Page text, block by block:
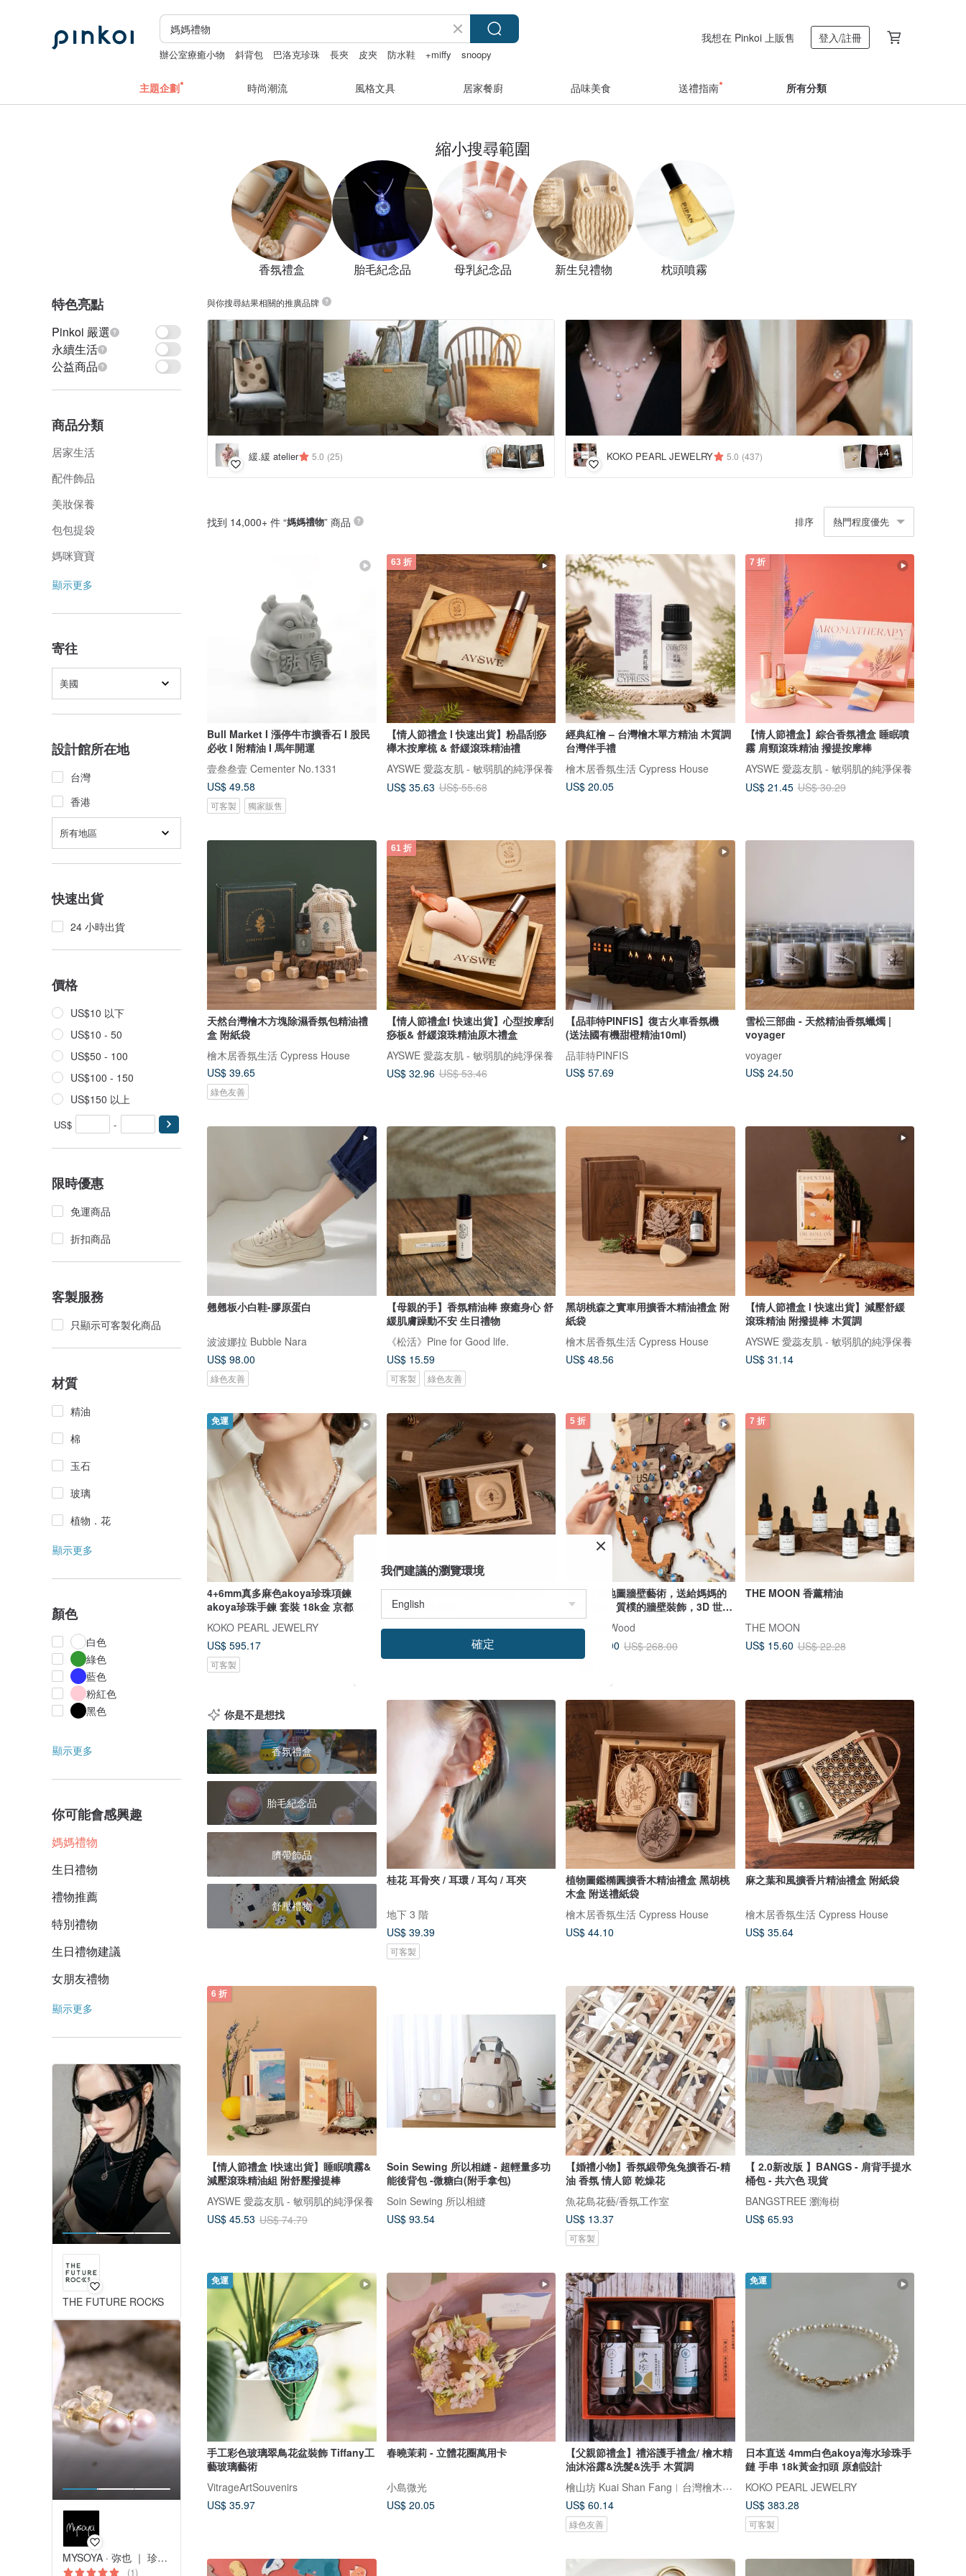
辦公室療癒小物 斜背包 巴洛克珍珠 長夾 皮夾 防水鞋 +miffy snoopy
我想在 Pinkoi 上販售 登入/註冊
主題企劃 時尚潮流 風格文具 居家餐廚 品味美食 送禮指南 所有分類
縮小搜尋範圍
香氛禮盒 胎毛紀念品 母乳紀念品 新生兒禮物 枕頭噴霧
特色亮點
Pinkoi 嚴選
永續生活
公益商品
商品分類
居家生活
配件飾品
美妝保養
包包提袋
媽咪寶寶
顯示更多
寄往
美國
設計館所在地
台灣
香港
所有地區
快速出貨
24 小時出貨
價格
US$10 以下
US$10 - 50
US$50 - 100
US$100 - 150
US$150 以上
US$ -
限時優惠
免運商品
折扣商品
客製服務
只顯示可客製化商品
材質
精油
棉
玉石
玻璃
植物．花
顯示更多
顏色
白色
綠色
藍色
粉紅色
黑色
顯示更多
你可能會感興趣
媽媽禮物
生日禮物
禮物推薦
特別禮物
生日禮物建議
女朋友禮物
顯示更多
THE FUTURE ROCKS
MYSOYA · 弥也 ｜ 珍珠與寶石
(1)
與你搜尋結果相關的推廣品牌
緩.緩 atelier 5.0 (25) KOKO PEARL JEWELRY 5.0 (437) +4
找到 14,000+ 件 “媽媽禮物” 商品 排序 熱門程度優先
Bull Market I 漲停牛市擴香石 I 股民
必收 I 附精油 I 馬年開運
壹叁叁壹 Cementer No.1331
US$ 49.58
可客製 獨家販售
63 折
【情人節禮盒 l 快速出貨】粉晶刮痧
櫸木按摩梳 & 舒緩滾珠精油禮
AYSWE 愛蕊友肌 - 敏弱肌的純淨保養
US$ 35.63 US$ 55.68
經典紅檜 – 台灣檜木單方精油 木質調
台灣伴手禮
檜木居香氛生活 Cypress House
US$ 20.05
7 折
【情人節禮盒】綜合香氛禮盒 睡眠噴
霧 肩頸滾珠精油 撥提按摩棒
AYSWE 愛蕊友肌 - 敏弱肌的純淨保養
US$ 21.45 US$ 30.29
天然台灣檜木方塊除濕香氛包精油禮
盒 附紙袋
檜木居香氛生活 Cypress House
US$ 39.65
綠色友善
61 折
【情人節禮盒l 快速出貨】心型按摩刮
痧板& 舒緩滾珠精油原木禮盒
AYSWE 愛蕊友肌 - 敏弱肌的純淨保養
US$ 32.96 US$ 53.46
【品菲特PINFIS】復古火車香氛機
(送法國有機甜橙精油10ml)
品菲特PINFIS
US$ 57.69
雪松三部曲 - 天然精油香氛蠟燭 |
voyager
voyager
US$ 24.50
翹翹板小白鞋-膠原蛋白
波波娜拉 Bubble Nara
US$ 98.00
綠色友善
【母親的手】香氛精油棒 療癒身心 舒
緩肌膚躁動不安 生日禮物
《松活》Pine for Good life.
US$ 15.59
可客製 綠色友善
黑胡桃森之實車用擴香木精油禮盒 附
紙袋
檜木居香氛生活 Cypress House
US$ 48.56
【情人節禮盒 l 快速出貨】減壓舒緩
滾珠精油 附撥提棒 木質調
AYSWE 愛蕊友肌 - 敏弱肌的純淨保養
US$ 31.14
免運
4+6mm真多麻色akoya珍珠項鍊
akoya珍珠手鍊 套裝 18k金 京都直送
KOKO PEARL JEWELRY
US$ 595.17
可客製
台灣檜木經典擴香木精油禮盒 任選9
款森林樹木香氣
檜木居香氛生活 Cypress House
5 折
木製世界地圖牆壁藝術，送給媽媽的
家居禮物，質樸的牆壁裝飾，3D 世界
地圖
EnjoyTheWood
US$ 134.00 US$ 268.00
7 折
THE MOON 香薰精油
THE MOON
US$ 15.60 US$ 22.28
你是不是想找
香氛禮盒
胎毛紀念品
臍帶飾品
舒壓禮物
桂花 耳骨夾 / 耳環 / 耳勾 / 耳夾
地下 3 階
US$ 39.39
可客製
植物圖鑑橢圓擴香木精油禮盒 黑胡桃
木盒 附送禮紙袋
檜木居香氛生活 Cypress House
US$ 44.10
麻之葉和風擴香片精油禮盒 附紙袋
檜木居香氛生活 Cypress House
US$ 35.64
6 折
【情人節禮盒 l快速出貨】睡眠噴霧&
減壓滾珠精油組 附舒壓撥提棒
AYSWE 愛蕊友肌 - 敏弱肌的純淨保養
US$ 45.53 US$ 74.79
Soin Sewing 所以相縫 - 超輕量多功
能後背包 -微糖白(附手拿包)
Soin Sewing 所以相縫
US$ 93.54
【婚禮小物】香氛緞帶兔兔擴香石-精
油 香氛 情人節 乾燥花
魚花島花藝/香氛工作室
US$ 13.37
可客製
【 2.0新改版 】BANGS - 肩背手提水
桶包 - 共六色 現貨
BANGSTREE 瀏海樹
US$ 65.93
免運
手工彩色玻璃翠鳥花盆裝飾 Tiffany工
藝玻璃藝術
VitrageArtSouvenirs
US$ 35.97
春曉茉莉 - 立體花圈萬用卡
小島微光
US$ 20.05
【父親節禮盒】禮浴護手禮盒/ 檜木精
油沐浴露&洗髮&洗手 木質調
檜山坊 Kuai Shan Fang︱台灣檜木香氛領導品牌，療癒森林
US$ 60.14
綠色友善
免運
日本直送 4mm白色akoya海水珍珠手
鏈 手串 18k黃金扣頭 原創設計
KOKO PEARL JEWELRY
US$ 383.28
可客製
我們建議的瀏覽環境
確定